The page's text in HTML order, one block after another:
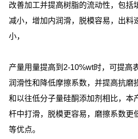
改善加工并提高树脂的流动性，包括
减小，增加内润滑，脱模容易，出料
小，
产量用量提高到2-10%wt时，可提高
润滑性和降低摩擦系数，并提高抗磨
和以往低分子量硅酮添加剂相比，本
杆中打滑，脱模更容易，磨擦系数更
等优点。